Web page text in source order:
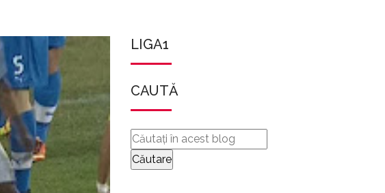
LIGA1
CAUTĂ